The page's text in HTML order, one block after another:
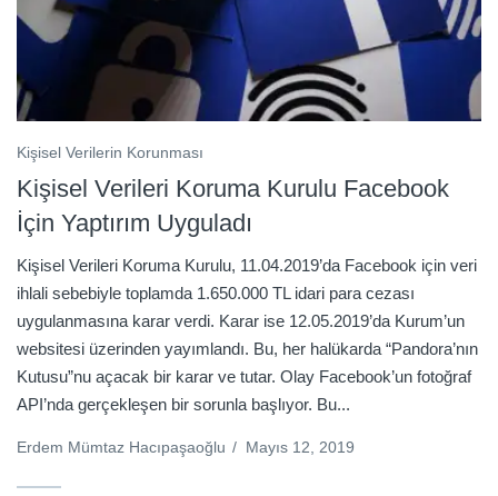
Kişisel Verilerin Korunması
Kişisel Verileri Koruma Kurulu Facebook
İçin Yaptırım Uyguladı
Kişisel Verileri Koruma Kurulu, 11.04.2019’da Facebook için veri
ihlali sebebiyle toplamda 1.650.000 TL idari para cezası
uygulanmasına karar verdi. Karar ise 12.05.2019’da Kurum’un
websitesi üzerinden yayımlandı. Bu, her halükarda “Pandora’nın
Kutusu”nu açacak bir karar ve tutar. Olay Facebook’un fotoğraf
API’nda gerçekleşen bir sorunla başlıyor. Bu...
Erdem Mümtaz Hacıpaşaoğlu / Mayıs 12, 2019